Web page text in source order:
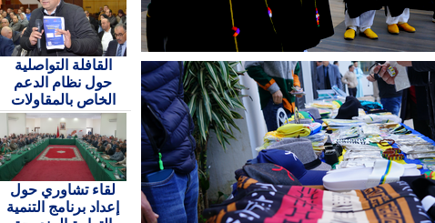
القافلة التواصلية
حول نظام الدعم
الخاص بالمقاولات
لقاء تشاوري حول
إعداد برنامج التنمية